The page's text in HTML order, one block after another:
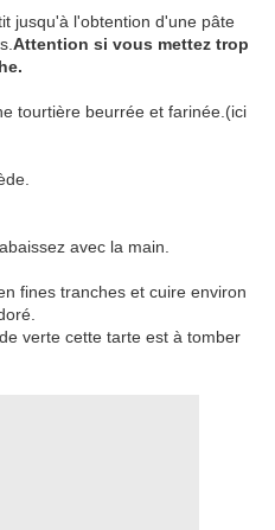
jusqu'à l'obtention d'une pâte
Attention si vous mettez trop
tourtière beurrée et farinée.(ici
avec la main.
fines tranches et cuire environ
verte cette tarte est à tomber